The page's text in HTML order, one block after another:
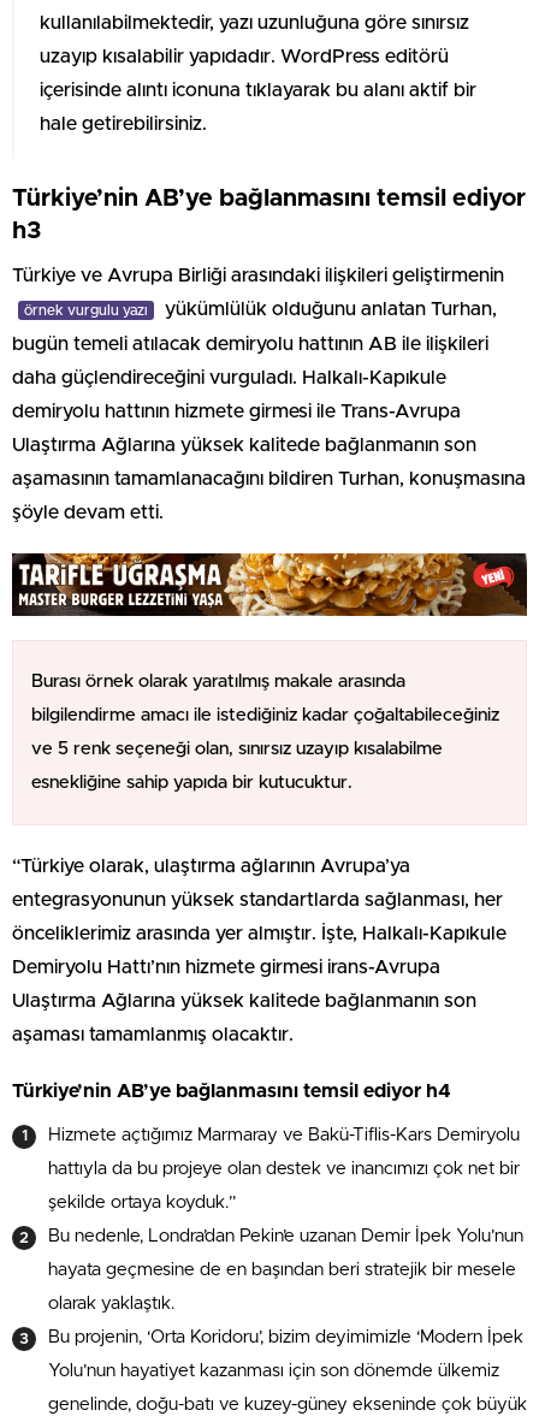
kullanılabilmektedir, yazı uzunluğuna göre sınırsız
uzayıp kısalabilir yapıdadır. WordPress editörü
içerisinde alıntı iconuna tıklayarak bu alanı aktif bir
hale getirebilirsiniz.
Türkiye’nin AB’ye bağlanmasını temsil ediyor
h3
Türkiye ve Avrupa Birliği arasındaki ilişkileri geliştirmenin
örnek vurgulu yazı
yükümlülük olduğunu anlatan Turhan,
bugün temeli atılacak demiryolu hattının AB ile ilişkileri
daha güçlendireceğini vurguladı. Halkalı-Kapıkule
demiryolu hattının hizmete girmesi ile Trans-Avrupa
Ulaştırma Ağlarına yüksek kalitede bağlanmanın son
aşamasının tamamlanacağını bildiren Turhan, konuşmasına
şöyle devam etti.
Burası örnek olarak yaratılmış makale arasında
bilgilendirme amacı ile istediğiniz kadar çoğaltabileceğiniz
ve 5 renk seçeneği olan, sınırsız uzayıp kısalabilme
esnekliğine sahip yapıda bir kutucuktur.
“Türkiye olarak, ulaştırma ağlarının Avrupa’ya
entegrasyonunun yüksek standartlarda sağlanması, her
önceliklerimiz arasında yer almıştır. İşte, Halkalı-Kapıkule
Demiryolu Hattı’nın hizmete girmesi irans-Avrupa
Ulaştırma Ağlarına yüksek kalitede bağlanmanın son
aşaması tamamlanmış olacaktır.
Türkiye’nin AB’ye bağlanmasını temsil ediyor h4
Hizmete açtığımız Marmaray ve Bakü-Tiflis-Kars Demiryolu
hattıyla da bu projeye olan destek ve inancımızı çok net bir
şekilde ortaya koyduk.”
Bu nedenle, Londra’dan Pekin’e uzanan Demir İpek Yolu’nun
hayata geçmesine de en başından beri stratejik bir mesele
olarak yaklaştık.
Bu projenin, ‘Orta Koridoru’, bizim deyimimizle ‘Modern İpek
Yolu’nun hayatiyet kazanması için son dönemde ülkemiz
genelinde, doğu-batı ve kuzey-güney ekseninde çok büyük